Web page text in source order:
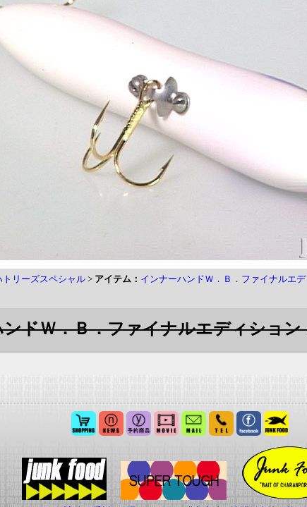
トリーズスペシャル > アイテム： インナーハンドＷ．Ｂ．ファイナルエ
ドＷ．Ｂ．ファイナルエディション